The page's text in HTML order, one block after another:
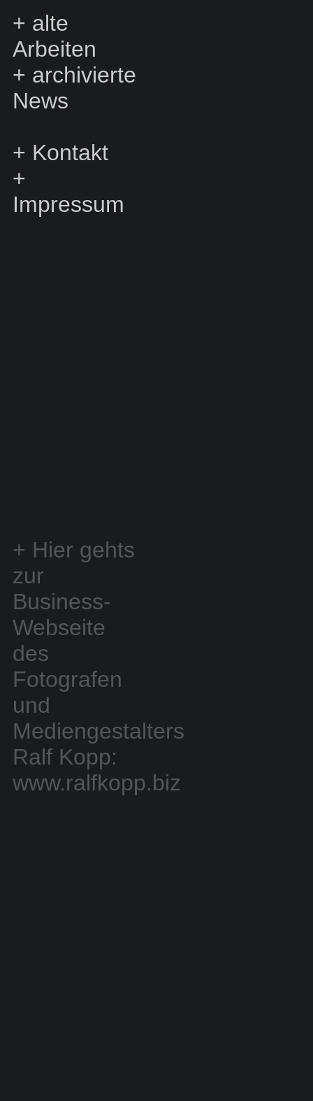
+ alte
Arbeiten
+ archivierte
News
+ Kontakt
+
Impressum
+ Hier gehts
zur
Business-
Webseite
des
Fotografen
und
Mediengestalters
Ralf Kopp:
www.ralfkopp.biz